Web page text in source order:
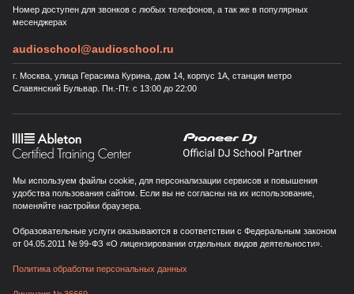
Номер доступен для звонков с любых телефонов, а так же в популярных
месенджерах
audioschool@audioschool.ru
г. Москва, улица Герасима Курина, дом 14, корпус 1А, станция метро
Славянский Бульвар. Пн.-Пт. с 13:00 до 22:00
Политика обработки персональных данных
Мы используем файлы cookie, для персонализации сервисов и повышения
удобства пользования сайтом. Если вы не согласны на их использование,
поменяйте настройки браузера.
Образовательные услуги оказываются в соответствии с Федеральным законом
от 04.05.2011 № 99-ФЗ «О лицензировании отдельных видов деятельности».